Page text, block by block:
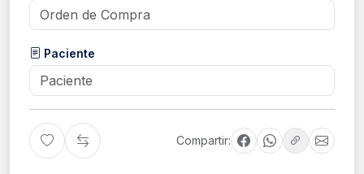
Paciente
Compartir: